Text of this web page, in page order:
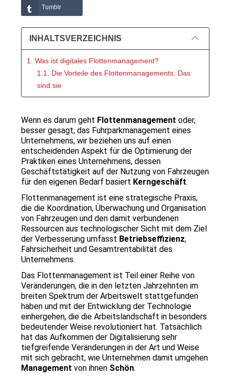
Tumblr
INHALTSVERZEICHNIS
1. Was ist digitales Flottenmanagement?
1.1. Die Vorteile des Flottenmanagements: Das
sind sie
Wenn es darum geht Flottenmanagement oder,
besser gesagt, das Fuhrparkmanagement eines
Unternehmens, wir beziehen uns auf einen
entscheidenden Aspekt für die Optimierung der
Praktiken eines Unternehmens, dessen
Geschäftstätigkeit auf der Nutzung von Fahrzeugen
für den eigenen Bedarf basiert Kerngeschäft.
Flottenmanagement ist eine strategische Praxis,
die die Koordination, Überwachung und Organisation
von Fahrzeugen und den damit verbundenen
Ressourcen aus technologischer Sicht mit dem Ziel
der Verbesserung umfasst Betriebseffizienz,
Fahrsicherheit und Gesamtrentabilität des
Unternehmens.
Das Flottenmanagement ist Teil einer Reihe von
Veränderungen, die in den letzten Jahrzehnten im
breiten Spektrum der Arbeitswelt stattgefunden
haben und mit der Entwicklung der Technologie
einhergehen, die die Arbeitslandschaft in besonders
bedeutender Weise revolutioniert hat. Tatsächlich
hat das Aufkommen der Digitalisierung sehr
tiefgreifende Veränderungen in der Art und Weise
mit sich gebracht, wie Unternehmen damit umgehen
Management von ihnen Schön.